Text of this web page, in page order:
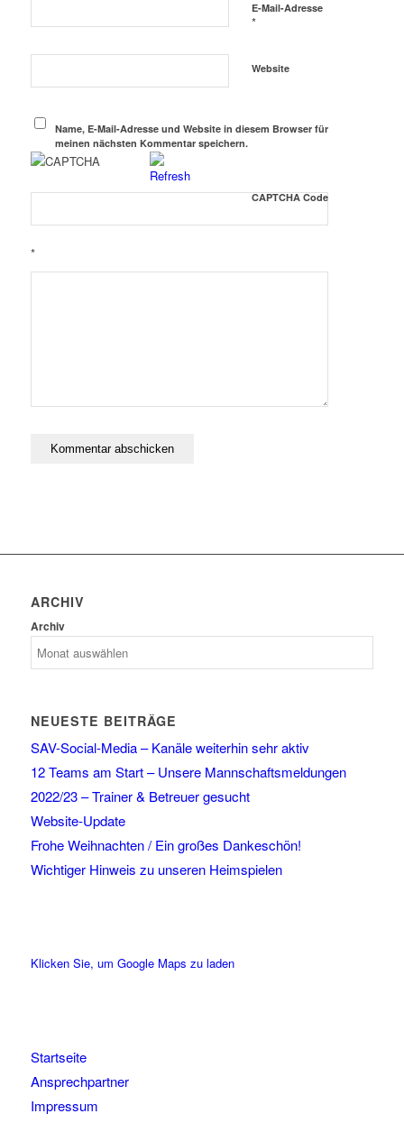
E-Mail-Adresse
*
Website
Name, E-Mail-Adresse und Website in diesem Browser für
meinen nächsten Kommentar speichern.
CAPTCHA Code
*
ARCHIV
Archiv
NEUESTE BEITRÄGE
SAV-Social-Media – Kanäle weiterhin sehr aktiv
12 Teams am Start – Unsere Mannschaftsmeldungen
2022/23 – Trainer & Betreuer gesucht
Website-Update
Frohe Weihnachten / Ein großes Dankeschön!
Wichtiger Hinweis zu unseren Heimspielen
Klicken Sie, um Google Maps zu laden
Startseite
Ansprechpartner
Impressum